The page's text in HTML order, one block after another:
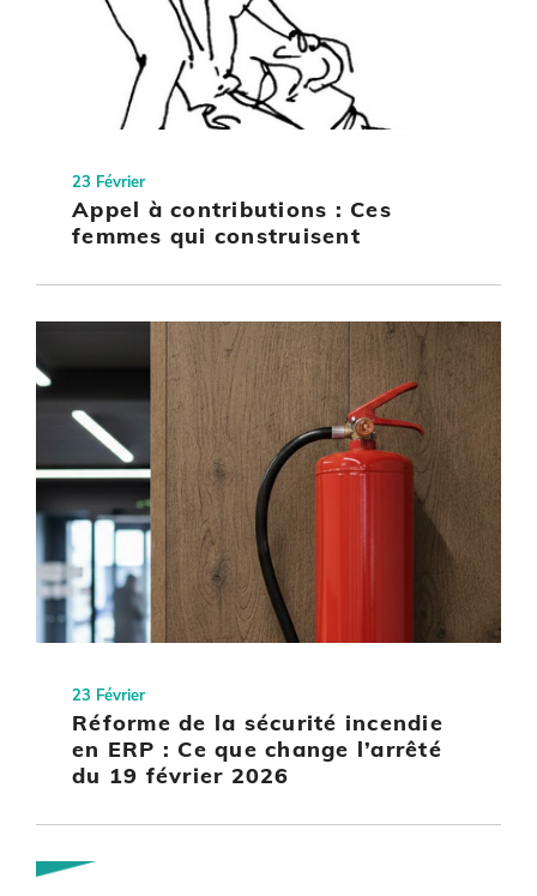
23 Février
Appel à contributions : Ces
femmes qui construisent
23 Février
Réforme de la sécurité incendie
en ERP : Ce que change l’arrêté
du 19 février 2026